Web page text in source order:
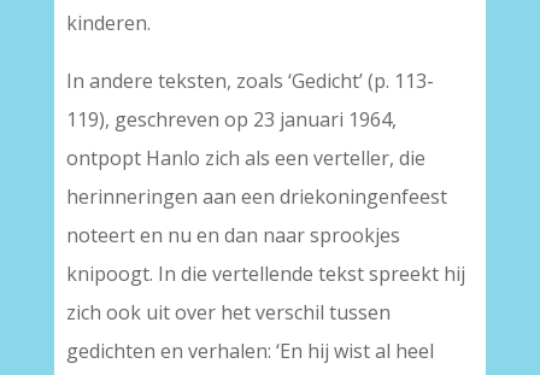
kinderen.
In andere teksten, zoals ‘Gedicht’ (p. 113-
119), geschreven op 23 januari 1964,
ontpopt Hanlo zich als een verteller, die
herinneringen aan een driekoningenfeest
noteert en nu en dan naar sprookjes
knipoogt. In die vertellende tekst spreekt hij
zich ook uit over het verschil tussen
gedichten en verhalen: ‘En hij wist al heel